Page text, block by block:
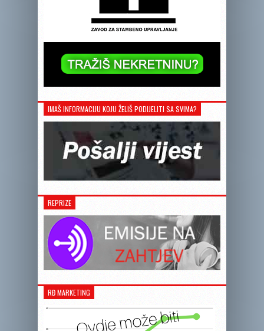
IMAŠ INFORMACIJU KOJU ŽELIŠ PODIJELITI SA SVIMA?
REPRIZE
RĐ MARKETING